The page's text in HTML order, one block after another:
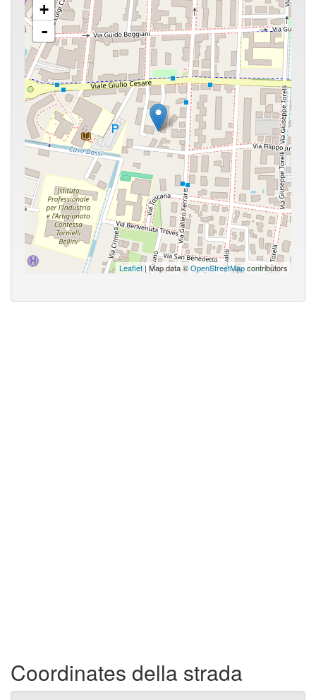
+
-
Leaflet | Map data ©OpenStreetMapcontributors
Coordinates della strada